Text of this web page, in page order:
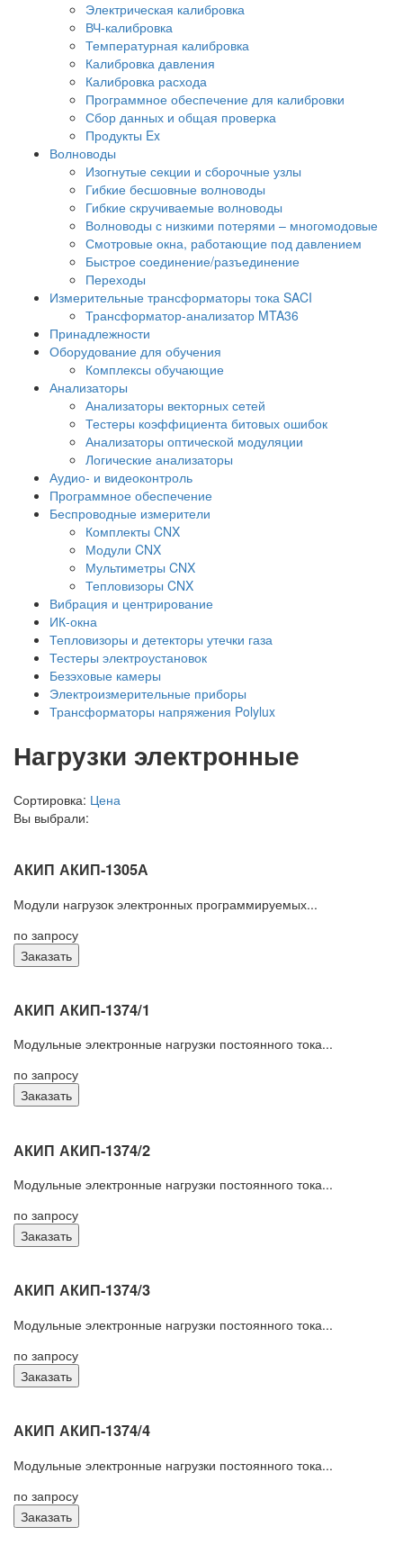
Электрическая калибровка
ВЧ-калибровка
Температурная калибровка
Калибровка давления
Калибровка расхода
Программное обеспечение для калибровки
Сбор данных и общая проверка
Продукты Ex
Волноводы
Изогнутые секции и сборочные узлы
Гибкие бесшовные волноводы
Гибкие скручиваемые волноводы
Волноводы с низкими потерями – многомодовые
Смотровые окна, работающие под давлением
Быстрое соединение/разъединение
Переходы
Измерительные трансформаторы тока SACI
Трансформатор-анализатор MTA36
Принадлежности
Оборудование для обучения
Комплексы обучающие
Анализаторы
Анализаторы векторных сетей
Тестеры коэффициента битовых ошибок
Анализаторы оптической модуляции
Логические анализаторы
Аудио- и видеоконтроль
Программное обеспечение
Беспроводные измерители
Комплекты CNX
Модули CNX
Мультиметры CNX
Тепловизоры CNX
Вибрация и центрирование
ИК-окна
Тепловизоры и детекторы утечки газа
Тестеры электроустановок
Безэховые камеры
Электроизмерительные приборы
Трансформаторы напряжения Polylux
Нагрузки электронные
Сортировка: Цена
Вы выбрали:
АКИП АКИП-1305А
Модули нагрузок электронных программируемых...
по запросу
Заказать
АКИП АКИП-1374/1
Модульные электронные нагрузки постоянного тока...
по запросу
Заказать
АКИП АКИП-1374/2
Модульные электронные нагрузки постоянного тока...
по запросу
Заказать
АКИП АКИП-1374/3
Модульные электронные нагрузки постоянного тока...
по запросу
Заказать
АКИП АКИП-1374/4
Модульные электронные нагрузки постоянного тока...
по запросу
Заказать